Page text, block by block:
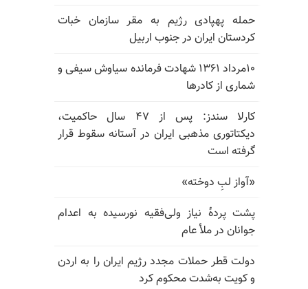
حمله پهپادی رژیم به مقر سازمان خبات
کردستان ایران در جنوب اربیل
۱۰مرداد ۱۳۶۱ شهادت فرمانده سیاوش سیفی و
شماری از کادرها
کارلا سندز: پس از ۴۷ سال حاکمیت،
دیکتاتوری مذهبی ایران در آستانه سقوط قرار
گرفته است
«آواز لبِ دوخته»
پشت پرده‌ٔ نیاز ولی‌فقیه نورسیده به اعدام
جوانان در ملأ عام
دولت قطر حملات مجدد رژیم ایران را به اردن
و کویت به‌شدت محکوم کرد